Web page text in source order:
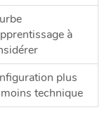
à
plus
technique